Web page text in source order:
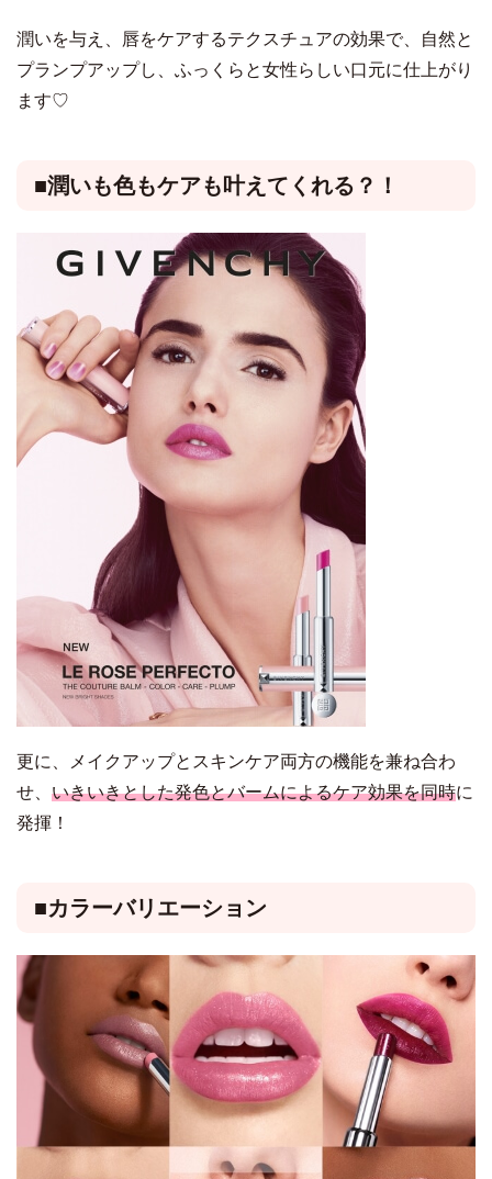
潤いを与え、唇をケアするテクスチュアの効果で、自然と
プランプアップし、ふっくらと女性らしい口元に仕上がり
ます♡
■潤いも色もケアも叶えてくれる？！
更に、メイクアップとスキンケア両方の機能を兼ね合わ
せ、 いきいきとした発色とバームによるケア効果を同時に
発揮！
■カラーバリエーション